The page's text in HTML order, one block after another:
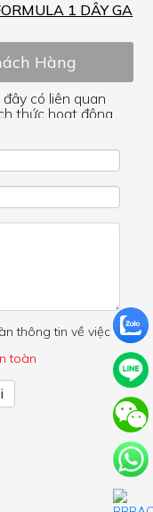
1 DÂY GA
Hàng
có liên quan
thức hoạt động,
v.v.
đó.
thông tin về việc
toàn